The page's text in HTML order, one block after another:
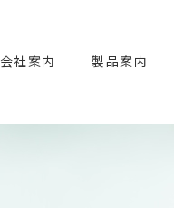
会社案内 製品案内